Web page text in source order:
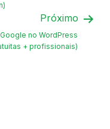
Próximo
no WordPress
+ profissionais)